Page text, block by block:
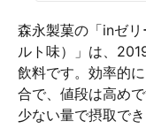
森永製菓の「inゼ
ルト味）」は、
飲料です。効率的
合で、値段は高め
少ない量で摂取で